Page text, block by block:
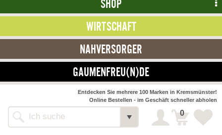
SHOP
WIRTSCHAFT
NAHVERSORGER
GAUMENFREU(N)DE
Alle Webseiten
Entdecken Sie mehrere 100 Marken in Kremsmünster!
Online Bestellen - im Geschäft schneller abholen
0
NAHVERSORGER
>> Bauernmarkt << Detail